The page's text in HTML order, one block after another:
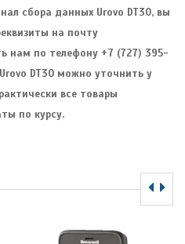
сбора данных Urovo DT30, вы
на почту
нам по телефону +7 (727) 395-
DT30 можно уточнить у
все товары
по курсу.